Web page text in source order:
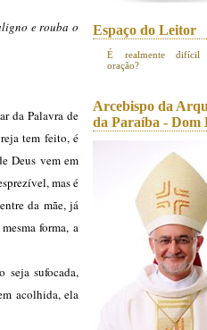
e rouba o
da Palavra de
tem feito, é
Deus vem em
mas é
da mãe, já
forma, a
seja sufocada,
acolhida, ela
Espaço do Leitor
É realmente difícil
oração?
Arcebispo da
da Paraíba - Dom